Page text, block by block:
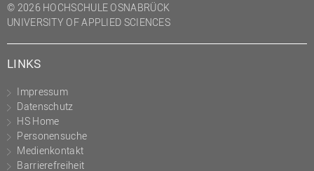
© 2026 HOCHSCHULE OSNABRÜCK
UNIVERSITY OF APPLIED SCIENCES
LINKS
Impressum
Datenschutz
HS Home
Personensuche
Medienkontakt
Barrierefreiheit